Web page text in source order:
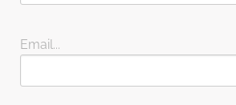
Email...